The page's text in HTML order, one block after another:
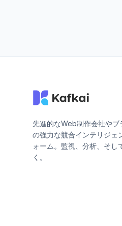
先進的なWeb制作会社やブ
の強力な競合インテリジェ
ォーム。監視、分析、そし
く。